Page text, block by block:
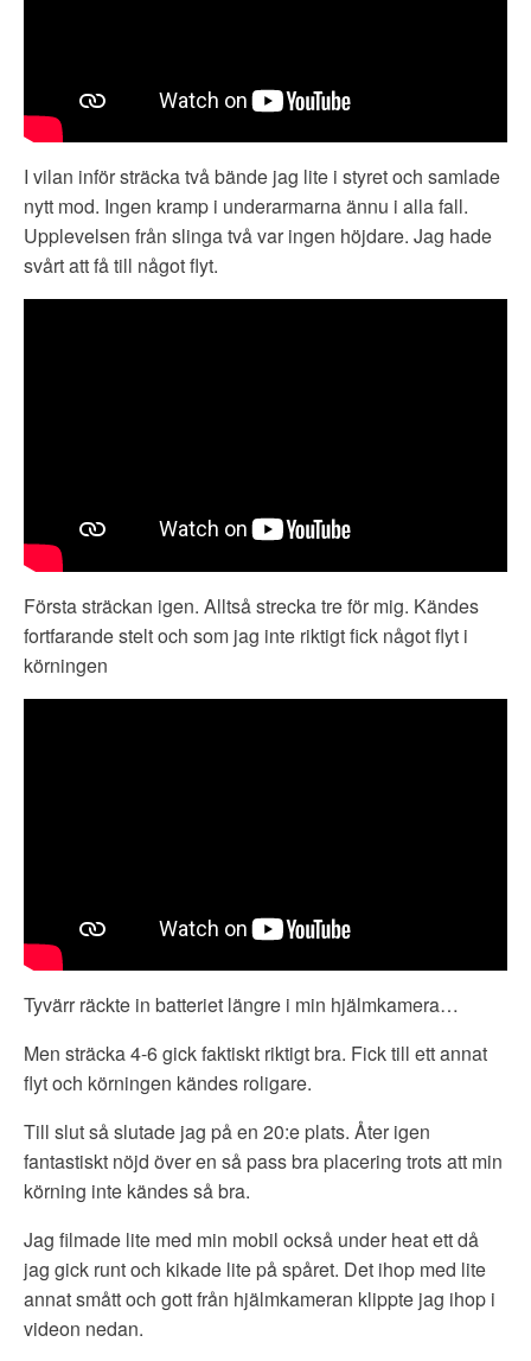
I vilan inför sträcka två bände jag lite i styret och samlade
nytt mod. Ingen kramp i underarmarna ännu i alla fall.
Upplevelsen från slinga två var ingen höjdare. Jag hade
svårt att få till något flyt.
Första sträckan igen. Alltså strecka tre för mig. Kändes
fortfarande stelt och som jag inte riktigt fick något flyt i
körningen
Tyvärr räckte in batteriet längre i min hjälmkamera…
Men sträcka 4-6 gick faktiskt riktigt bra. Fick till ett annat
flyt och körningen kändes roligare.
Till slut så slutade jag på en 20:e plats. Åter igen
fantastiskt nöjd över en så pass bra placering trots att min
körning inte kändes så bra.
Jag filmade lite med min mobil också under heat ett då
jag gick runt och kikade lite på spåret. Det ihop med lite
annat smått och gott från hjälmkameran klippte jag ihop i
videon nedan.